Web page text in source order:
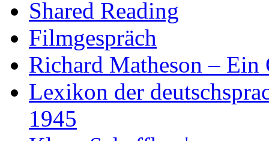
Shared Reading
Filmgespräch
Richard Matheson – Ein
Lexikon der
1945